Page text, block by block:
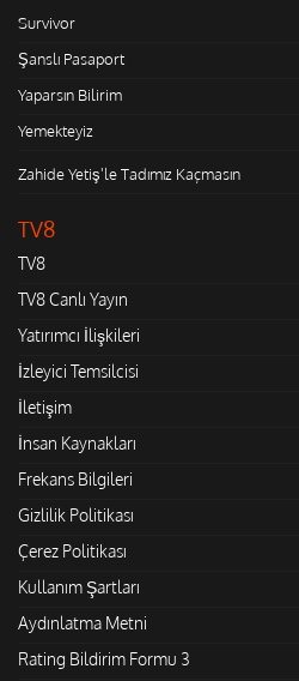
Survivor
Şanslı Pasaport
Yaparsın Bilirim
Yemekteyiz
Zahide Yetiş'le Tadımız Kaçmasın
TV8
TV8
TV8 Canlı Yayın
Yatırımcı İlişkileri
İzleyici Temsilcisi
İletişim
İnsan Kaynakları
Frekans Bilgileri
Gizlilik Politikası
Çerez Politikası
Kullanım Şartları
Aydınlatma Metni
Rating Bildirim Formu 3